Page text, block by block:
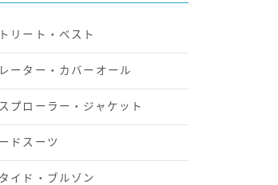
リート・ベスト
ーター・カバーオール
プローラー・ジャケット
ドスーツ
イド・ブルゾン